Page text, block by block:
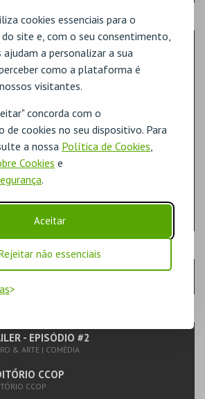
cookies essenciais para o
site e, com o seu consentimento,
ajudam a personalizar a sua
como a plataforma é
visitantes.
concorda com o
de cookies no seu dispositivo. Para
a nossa Política de Cookies,
Cookies e
.
Aceitar
não essenciais
GERAL
- EPISÓDIO #2
& ARTE | COMÉDIA
CCOP
CCOP